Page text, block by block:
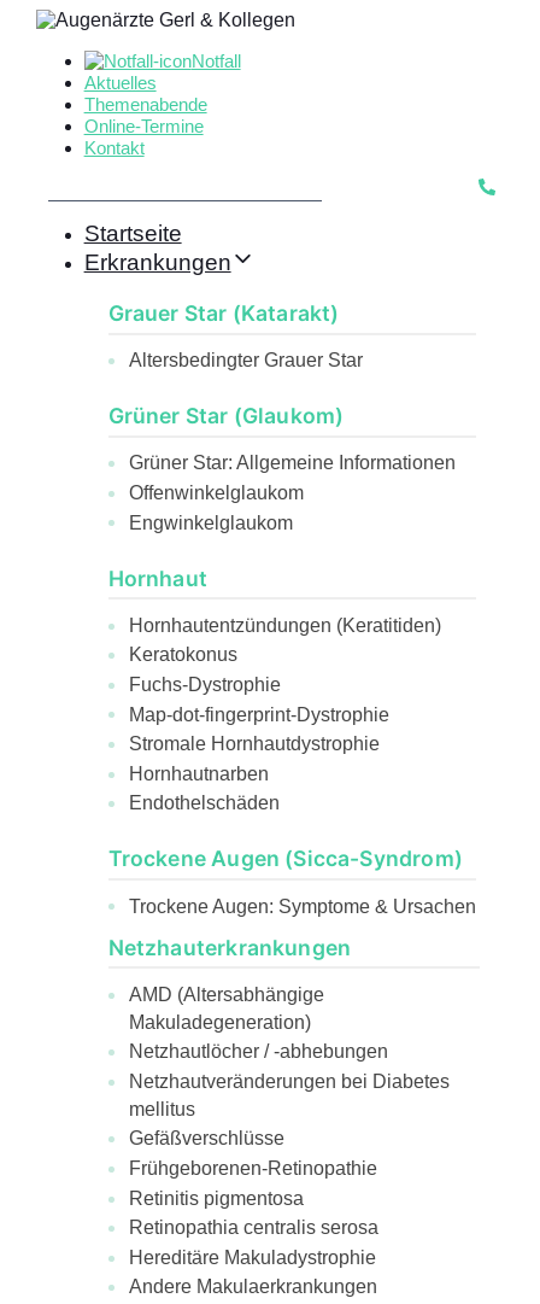
Skip
to
primary
navigation
Skip
Notfall
Aktuelles
Themenabende
Online-Termine
Kontakt
Startseite
Erkrankungen
Grauer Star (Katarakt)
Altersbedingter Grauer Star
Grüner Star (Glaukom)
Grüner Star: Allgemeine Informationen
Offenwinkelglaukom
Engwinkelglaukom
Hornhaut
Hornhautentzündungen (Keratitiden)
Keratokonus
Fuchs-Dystrophie
Map-dot-fingerprint-Dystrophie
Stromale Hornhautdystrophie
Hornhautnarben
Endothelschäden
Trockene Augen (Sicca-Syndrom)
Trockene Augen: Symptome & Ursachen
Netzhauterkrankungen
AMD (Altersabhängige
Makuladegeneration)
Netzhautlöcher / -abhebungen
Netzhautveränderungen bei Diabetes
mellitus
Gefäßverschlüsse
Frühgeborenen-Retinopathie
Retinitis pigmentosa
Retinopathia centralis serosa
Hereditäre Makuladystrophie
Andere Makulaerkrankungen